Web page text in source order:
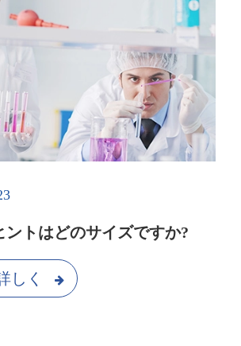
ントはどのサイズですか?
しく